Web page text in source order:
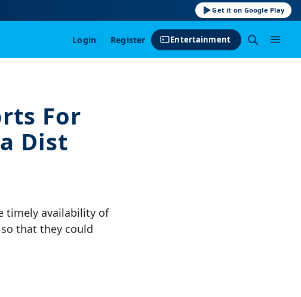
Get it on Google Play
Login · Register Entertainment
For
Dist
timely availability of
that they could